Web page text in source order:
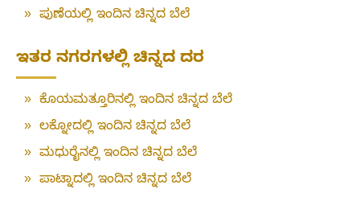
» ಪುಣೆಯಲ್ಲಿ ಇಂದಿನ ಚಿನ್ನದ ಬೆಲೆ
ಇತರ ನಗರಗಳಲ್ಲಿ ಚಿನ್ನದ ದರ
» ಕೊಯಮತ್ತೂರಿನಲ್ಲಿ ಇಂದಿನ ಚಿನ್ನದ ಬೆಲೆ
» ಲಕ್ನೋದಲ್ಲಿ ಇಂದಿನ ಚಿನ್ನದ ಬೆಲೆ
» ಮಧುರೈನಲ್ಲಿ ಇಂದಿನ ಚಿನ್ನದ ಬೆಲೆ
» ಪಾಟ್ನಾದಲ್ಲಿ ಇಂದಿನ ಚಿನ್ನದ ಬೆಲೆ